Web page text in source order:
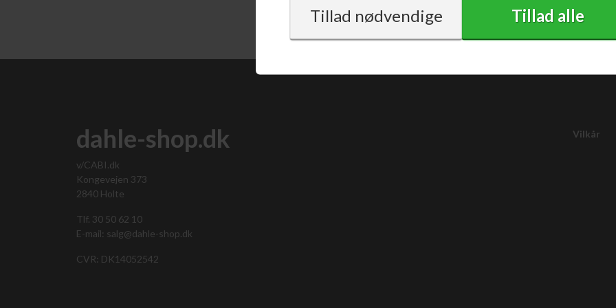
dahle-shop.dk
v/CABI.dk
Kongevejen 373
2840 Holte
Tlf. 30 50 62 10
E-mail: salg@dahle-shop.dk
CVR: DK14052542
Vilkår